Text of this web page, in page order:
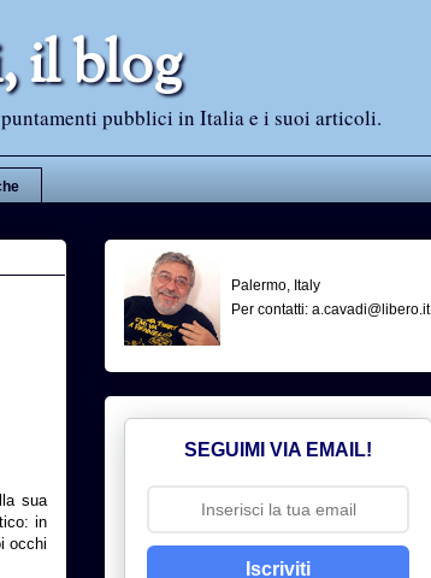
il blog
pubblici in Italia e i suoi articoli.
sua
in
occhi
Palermo, Italy
Per contatti: a.cavadi@libero.it
SEGUIMI VIA EMAIL!
Iscriviti